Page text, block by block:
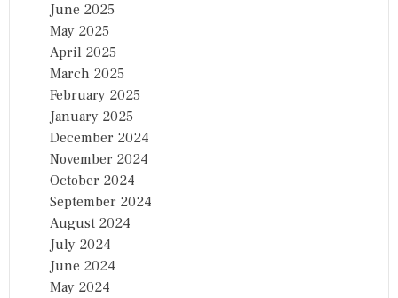
June 2025
May 2025
April 2025
March 2025
February 2025
January 2025
December 2024
November 2024
October 2024
September 2024
August 2024
July 2024
June 2024
May 2024